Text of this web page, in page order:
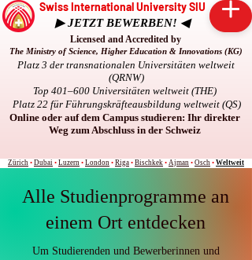
Swiss International University SIU
▶ JETZT BEWERBEN! ◀
Licensed and Accredited by
The Ministry of Science, Higher Education & Innovations (KG)
Platz 3 der transnationalen Universitäten weltweit
(QRNW)
Top 401–600 Universitäten weltweit (THE)
Platz 22 für Führungskräfteausbildung weltweit (QS)
Online oder auf dem Campus studieren: Ihr direkter
Weg zum Abschluss in der Schweiz
Zürich • Dubai • Luzern • London • Riga • Bischkek • Ajman • Osch • Weltweit
Alle Studienprogramme an
einem Ort entdecken
Um Studierenden und Bewerberinnen und